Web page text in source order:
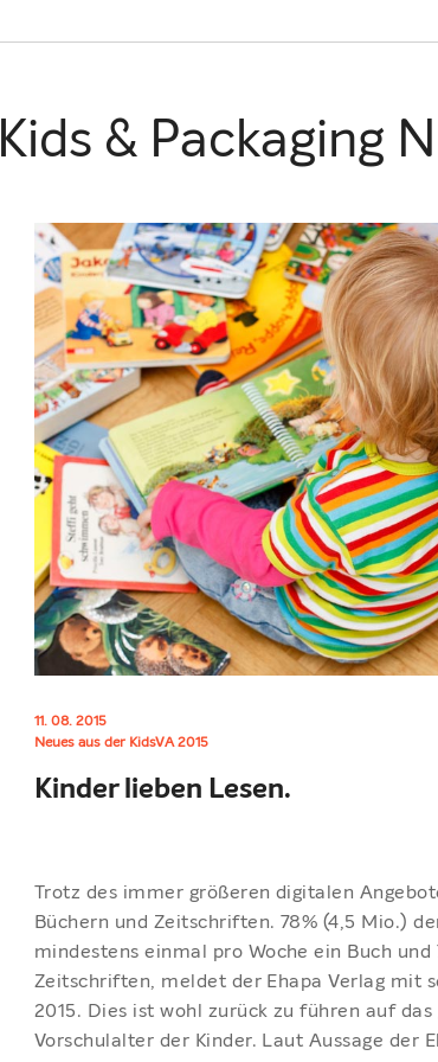
Kids & Packaging
11. 08. 2015
Neues aus der KidsVA 2015
Kinder lieben Lesen.
Trotz des immer größeren digitalen
Büchern und Zeitschriften. 78% (4,5 Mio.)
mindestens einmal pro Woche ein Buch und
Zeitschriften, meldet der Ehapa Verlag mit
2015. Dies ist wohl zurück zu führen auf
Vorschulalter der Kinder. Laut Aussage der